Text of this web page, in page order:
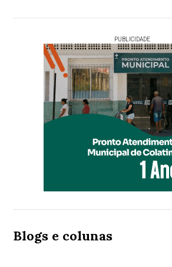
PUBLICIDADE
Blogs e colunas